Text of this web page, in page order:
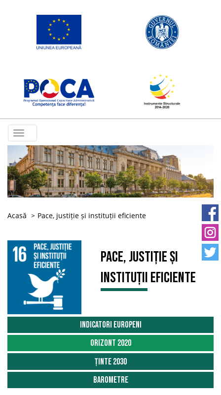
Toggle
navigation
Acasă Pace, justiție și instituții eficiente
Pace, justiție și
instituții eficiente
Indicatori Europeni
Orizont 2020
Ținte 2030
Barometre